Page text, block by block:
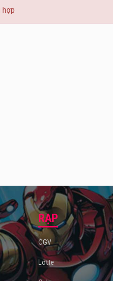
nằm tại tầng 4
, khán giả
hợp
RẠP
CGV
Lotte